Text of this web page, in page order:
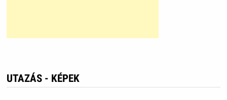
UTAZÁS - KÉPEK